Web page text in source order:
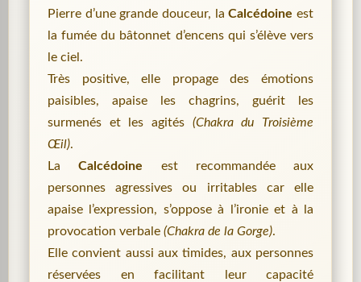
Pierre d’une grande douceur, laCalcédoine est
la fumée du bâtonnet d’encens qui s’élève vers
le ciel.
Très positive, elle propage des émotions
paisibles, apaise les chagrins, guérit les
surmenés et les agités (Chakra du Troisième
Œil).
LaCalcédoine est recommandée aux
personnes agressives ou irritables car elle
apaise l’expression, s’oppose à l’ironie et à la
provocation verbale (Chakra de la Gorge).
Elle convient aussi aux timides, aux personnes
réservées en facilitant leur capacité